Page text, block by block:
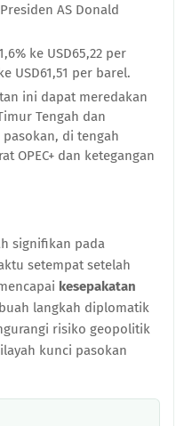
AS Donald
ke USD65,22 per
USD61,51 per barel.
ini dapat meredakan
Tengah dan
di tengah
OPEC+ dan ketegangan
signifikan pada
setempat setelah
kesepakatan
langkah diplomatik
risiko geopolitik
kunci pasokan